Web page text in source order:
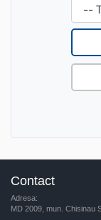
Contact
Adresa:
MD 2009, mun. Chisinau